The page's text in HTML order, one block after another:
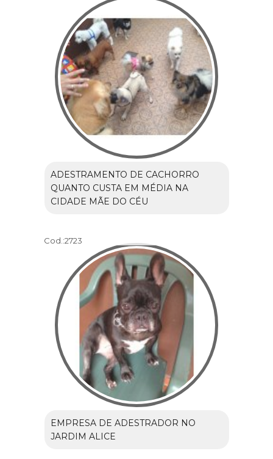
ADESTRAMENTO DE CACHORRO
QUANTO CUSTA EM MÉDIA NA
CIDADE MÃE DO CÉU
Cod.:2723
EMPRESA DE ADESTRADOR NO
JARDIM ALICE